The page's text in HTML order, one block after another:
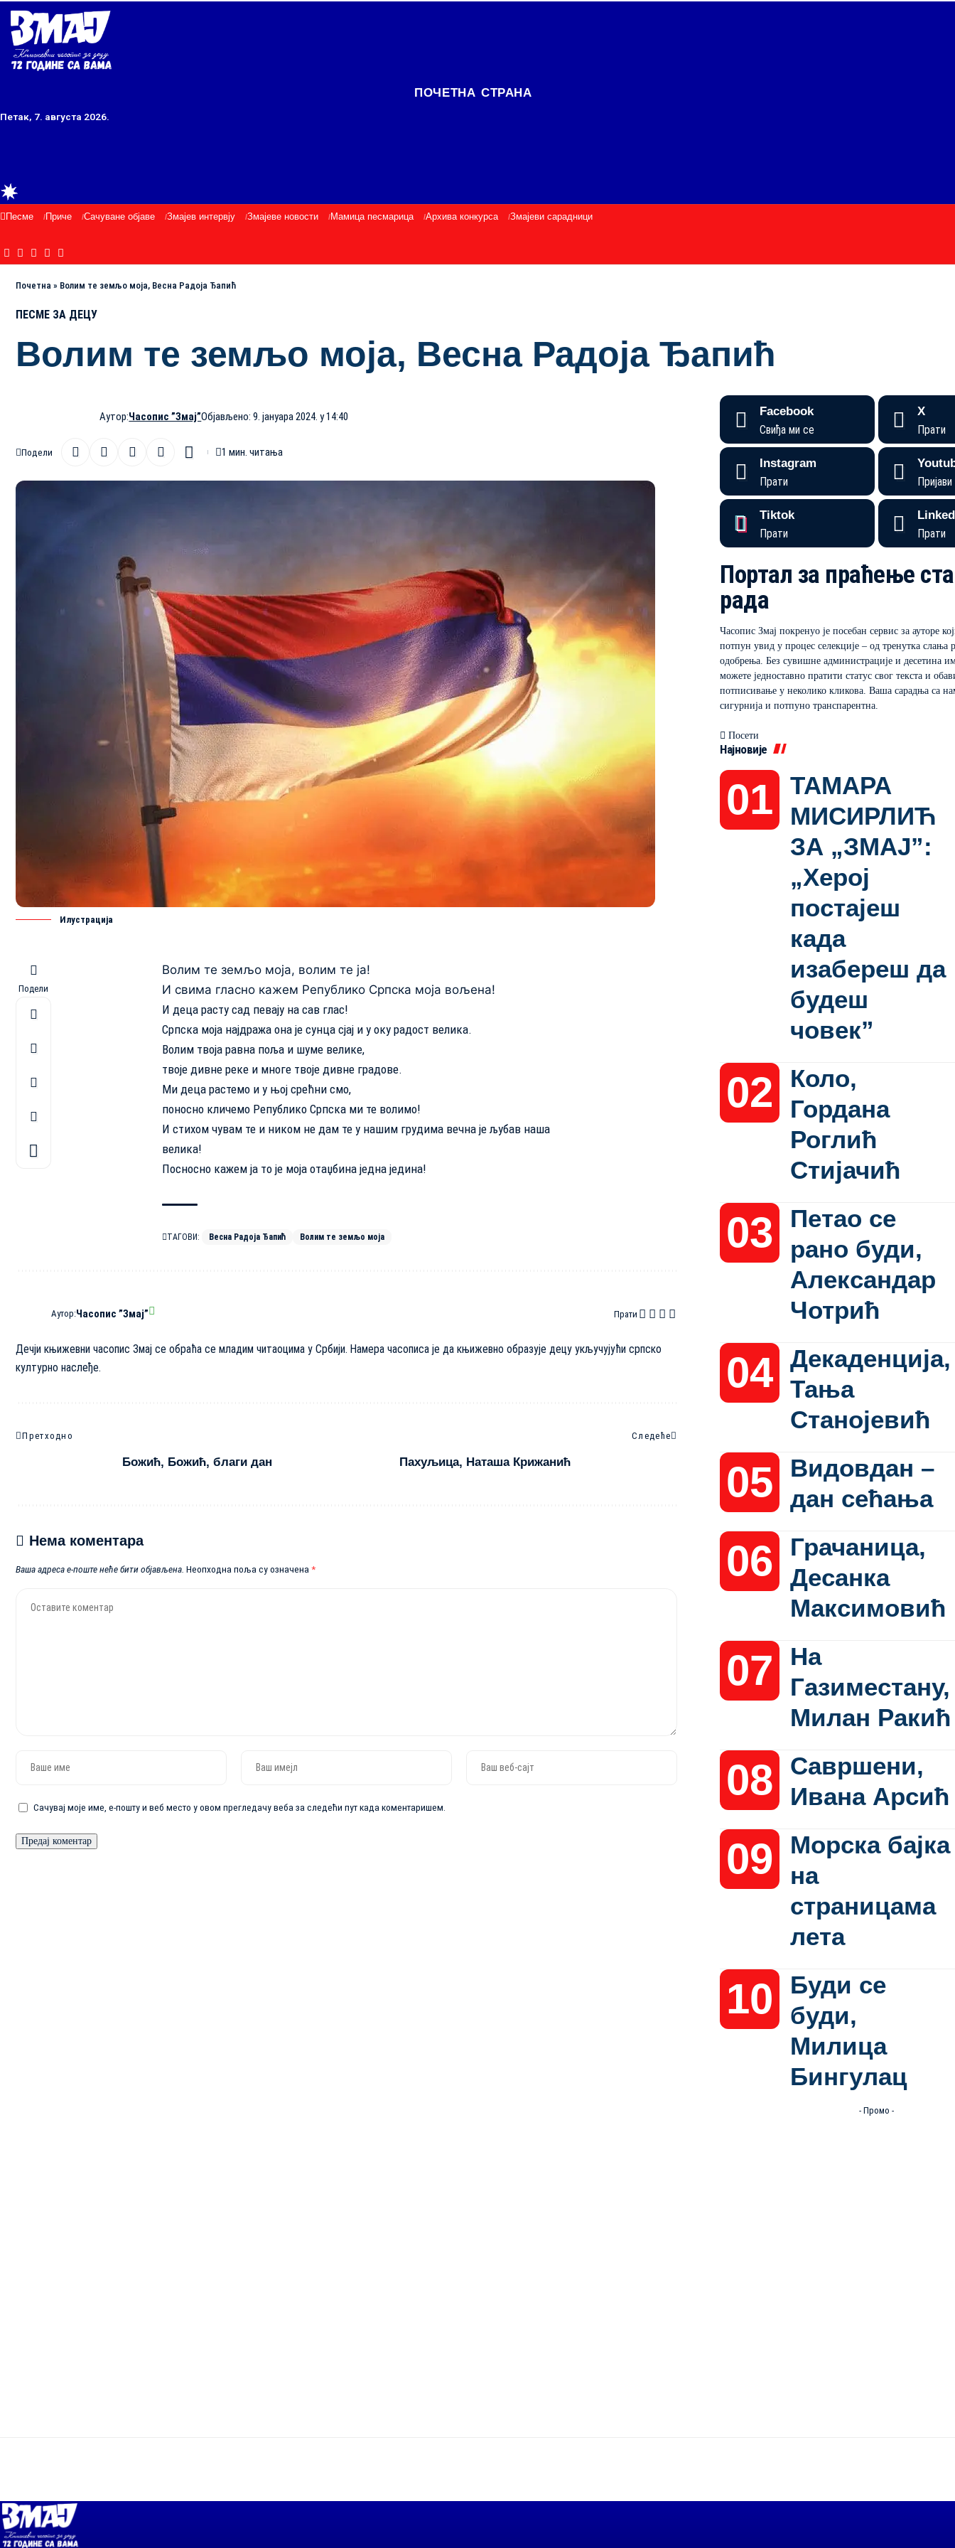
ПОЧЕТНА СТРАНА
Петак, 7. августа 2026.
Песме Приче Сачуване објаве Змајев интервју Змајеве новости Мамица песмарица Архива конкурса Змајеви сарадници
Почетна » Волим те земљо моја, Весна Радоја Ђапић
ПЕСМЕ ЗА ДЕЦУ
Волим те земљо моја, Весна Радоја Ђапић
Аутор:Часопис ”Змај”Објављено: 9. јануара 2024. у 14:40
Подели 1 мин. читања
Илустрацијa
Подели
Волим те земљо моја, волим те ја!
И свима гласно кажем Републико Српска моја вољена!
И деца расту сад певају на сав глас!
Српска моја најдража она је сунца сјај и у оку радост велика.
Волим твоја равна поља и шуме велике,
твоје дивне реке и многе твоје дивне градове.
Ми деца растемо и у њој срећни смо,
поносно кличемо Републико Српска ми те волимо!
И стихом чувам те и ником не дам те у нашим грудима вечна је љубав наша
велика!
Посносно кажем ја то је моја отаџбина једна једина!
ТАГОВИ: Весна Радоја Ђапић Волим те земљо моја
Аутор:Часопис ”Змај” Прати
Дечји књижевни часопис Змај се обраћа се младим читаоцима у Србији. Намера часописа је да књижевно образује децу укључујући српско
културно наслеђе.
Претходно
Божић, Божић, благи дан
Следеће
Пахуљица, Наташа Крижанић
Нема коментара
Ваша адреса е-поште неће бити објављена. Неопходна поља су означена*
Сачувај моје име, е-пошту и веб место у овом прегледачу веба за следећи пут када коментаришем.
Facebook
Свиђа ми се
X
Прати
Instagram
Прати
Tiktok
Прати
Прати
Портал за праћење
рада
Часопис Змај покренуо је посебан сервис за ауторе
потпун увид у процес селекције – од тренутка слања
одобрења. Без сувишне администрације и десетина
можете једноставно пратити статус свог текста и
потписивање у неколико кликова. Ваша сарадња са
сигурнија и потпуно транспарентна.
Посети
Најновије
ТАМАРА
МИСИРЛИЋ
ЗА „ЗМАЈ”:
„Херој
постајеш
када
изабереш да
будеш
човек”
Коло,
Гордана
Роглић
Стијачић
Петао се
рано буди,
Александар
Чотрић
Декаденција,
Тања
Станојевић
Видовдан –
дан сећања
Грачаница,
Десанка
Максимовић
На
Газиместану,
Милан Ракић
Савршени,
Ивана Арсић
Морска бајка
на
страницама
лета
Буди се
буди,
Милица
Бингулац
- Промо -